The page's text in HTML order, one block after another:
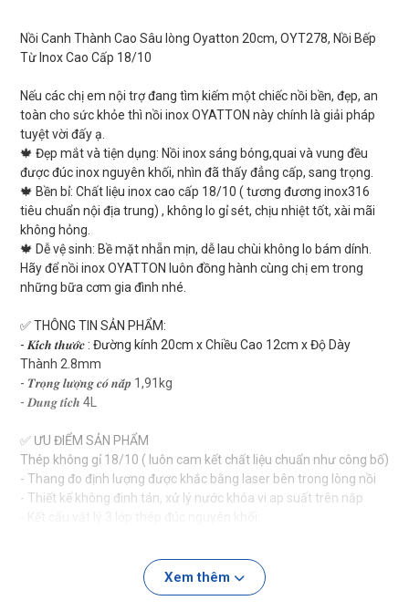
Nồi Canh Thành Cao Sâu lòng Oyatton 20cm, OYT278, Nồi Bếp
Từ Inox Cao Cấp 18/10
Nếu các chị em nội trợ đang tìm kiếm một chiếc nồi bền, đẹp, an
toàn cho sức khỏe thì nồi inox OYATTON này chính là giải pháp
tuyệt vời đấy ạ.
🍁 Đẹp mắt và tiện dụng: Nồi inox sáng bóng,quai và vung đều
được đúc inox nguyên khối, nhìn đã thấy đẳng cấp, sang trọng.
🍁 Bền bỉ: Chất liệu inox cao cấp 18/10 ( tương đương inox316
tiêu chuẩn nội địa trung) , không lo gỉ sét, chịu nhiệt tốt, xài mãi
không hỏng.
🍁 Dễ vệ sinh: Bề mặt nhẵn mịn, dễ lau chùi không lo bám dính.
Hãy để nồi inox OYATTON luôn đồng hành cùng chị em trong
những bữa cơm gia đình nhé.
✅ THÔNG TIN SẢN PHẨM:
- 𝑲𝒊́𝒄𝒉 𝒕𝒉𝒖̛𝒐̛́𝒄 : Đường kính 20cm x Chiều Cao 12cm x Độ Dày
Thành 2.8mm
- 𝑻𝒓𝒐̣𝒏𝒈 𝒍𝒖̛𝒐̛̣𝒏𝒈 𝒄𝒐́ 𝒏𝒂̆́𝒑 1,91kg
- 𝑫𝒖𝒏𝒈 𝒕𝒊́𝒄𝒉 4L
✅ ƯU ĐIỂM SẢN PHẨM
Thép không gỉ 18/10 ( luôn cam kết chất liệu chuẩn như công bố)
- Thang đo định lượng được khắc bằng laser bên trong lòng nồi
- Thiết kế không đinh tán, xử lý nước khóa vi ap suất trên nắp
+ lớp trong là thép không gỉ 18/10
- Thân thép được tích hợp với ba lớ thép composite, có thể làm
Xem thêm